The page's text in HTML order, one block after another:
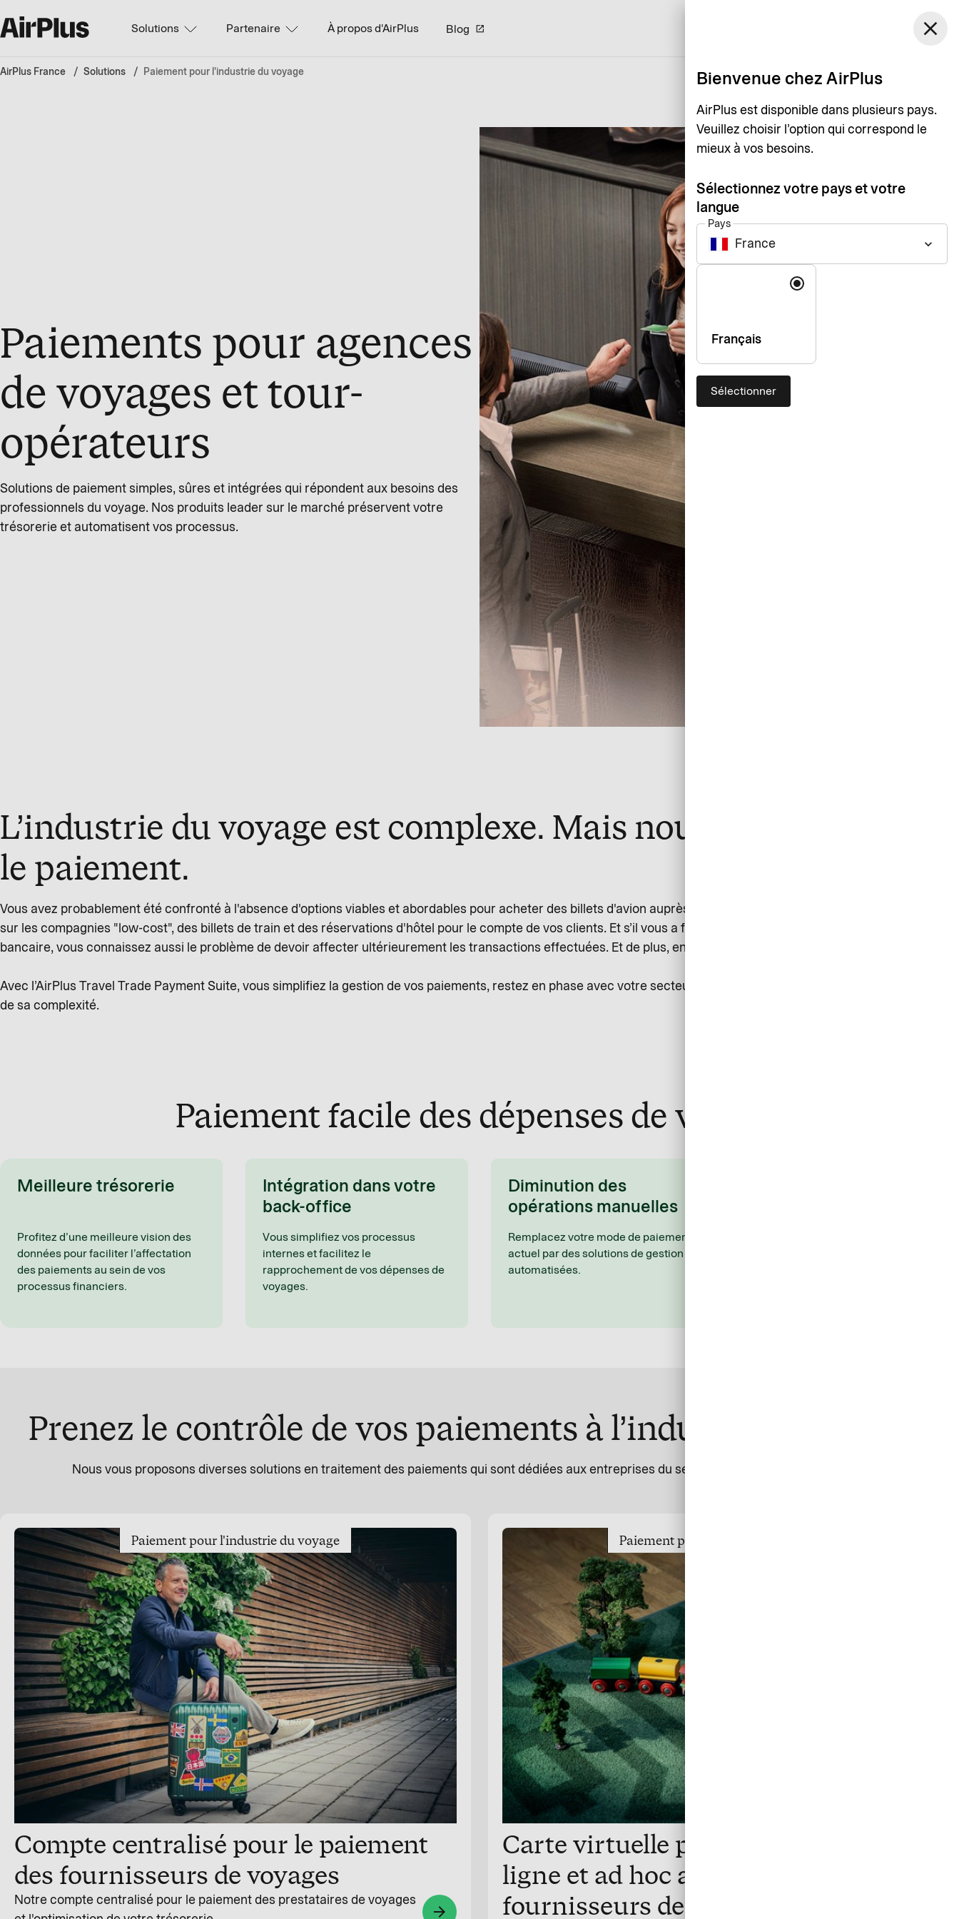
Solutions Partenaire À propos d'AirPlus Blog Login
close
Bienvenue chez AirPlus
AirPlus est disponible dans plusieurs pays.
Veuillez choisir l’option qui correspond le
mieux à vos besoins.
Sélectionnez votre pays et votre
langue
Pays
France keyboard_arrow_down
Langue
Français
Sélectionner
AirPlus France Solutions Paiement pour l'industrie du voyage
Paiements pour agences
de voyages et tour-
opérateurs
Solutions de paiement simples, sûres et intégrées qui répondent aux besoins des
professionnels du voyage. Nos produits leader sur le marché préservent votre
trésorerie et automatisent vos processus.
L’industrie du voyage est complexe. Mais nous en simplifions
le paiement.
Vous avez probablement été confronté à l'absence d'options viables et abordables pour acheter des billets d'avion auprès de votre fournisseur ou pour payer des vols
sur les compagnies "low-cost", des billets de train et des réservations d'hôtel pour le compte de vos clients. Et s’il vous a fallu un jour vous servir de votre propre carte
bancaire, vous connaissez aussi le problème de devoir affecter ultérieurement les transactions effectuées. Et de plus, en portant vous-même les risques.
Avec l’AirPlus Travel Trade Payment Suite, vous simplifiez la gestion de vos paiements, restez en phase avec votre secteur en constante évolution tout en tirant bénéfice
de sa complexité.
Paiement facile des dépenses de voyage
Meilleure trésorerie
Profitez d’une meilleure vision des
données pour faciliter l’affectation
des paiements au sein de vos
processus financiers.
Intégration dans votre
back-office
Vous simplifiez vos processus
internes et facilitez le
rapprochement de vos dépenses de
voyages.
Diminution des
opérations manuelles
Remplacez votre mode de paiement
actuel par des solutions de gestion
automatisées.
Prenez le contrôle de vos paiements à l’industrie du voyage
Nous vous proposons diverses solutions en traitement des paiements qui sont dédiées aux entreprises du secteur du voyage telles que la vôtre.
Paiement pour l'industrie du voyage
Compte centralisé pour le paiement
des fournisseurs de voyages
Notre compte centralisé pour le paiement des prestataires de voyages
arrow_forward
Paiement pour l'industrie du voyage
Carte virtuelle pour les paiements en
ligne et ad hoc auprès des
fournisseurs de voyages